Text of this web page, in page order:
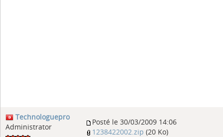
Technologuepro
Administrator
Posté le 30/03/2009 14:06
1238422002.zip (20 Ko)